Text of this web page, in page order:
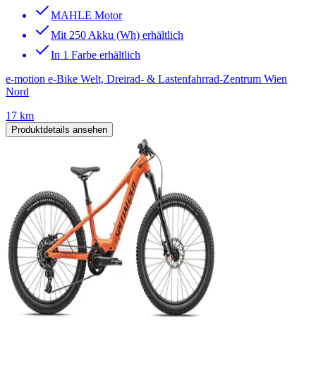
MAHLE Motor
Mit 250 Akku (Wh) erhältlich
In 1 Farbe erhältlich
e-motion e-Bike Welt, Dreirad- & Lastenfahrrad-Zentrum Wien
Nord
17 km
Produktdetails ansehen